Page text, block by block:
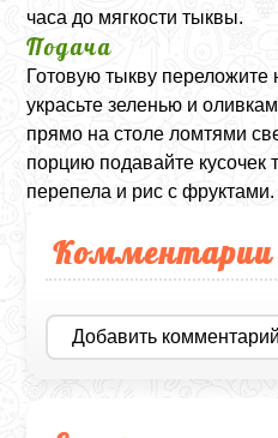
часа до мягкости тыквы.
Подача
Готовую тыкву
украсьте зеленью и
прямо на столе ломтями
порцию подавайте кусочек
перепела и рис с фруктами.
Добавить комментарий